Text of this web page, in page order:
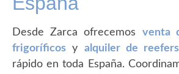
Desde Zarca ofrecemos venta
frigoríficos y alquiler de reefers
rápido en toda España.